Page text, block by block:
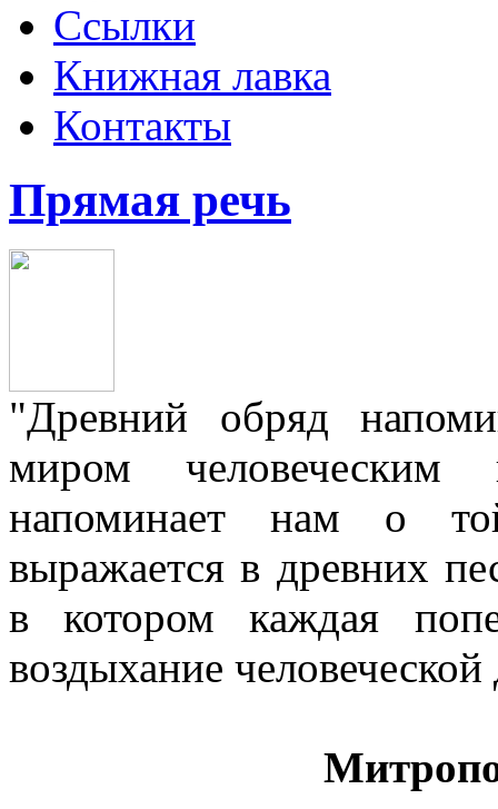
Ссылки
Книжная лавка
Контакты
Прямая речь
"Древний обряд
миром
напоминает нам о
выражается в древних
в котором каждая
воздыхание